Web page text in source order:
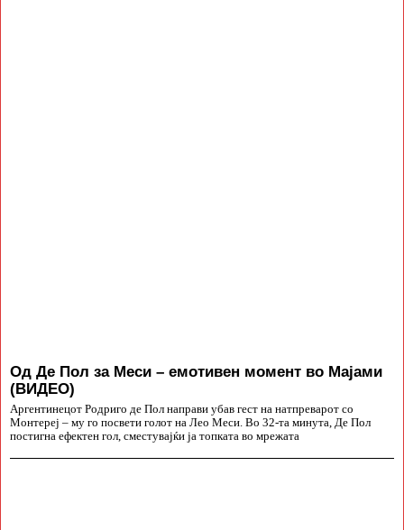
Од Де Пол за Меси – емотивен момент во Мајами
(ВИДЕО)
Аргентинецот Родриго де Пол направи убав гест на натпреварот со
Монтереј – му го посвети голот на Лео Меси. Во 32-та минута, Де Пол
постигна ефектен гол, сместувајќи ја топката во мрежата